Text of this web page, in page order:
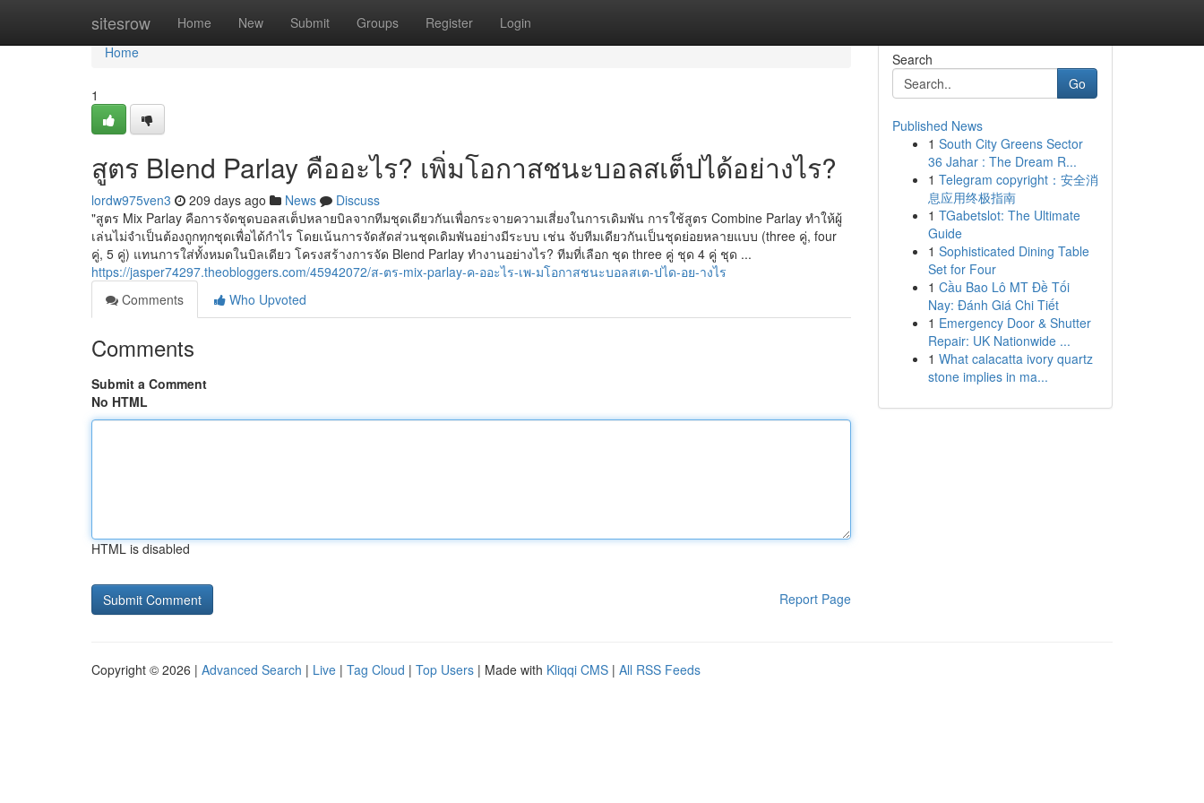
sitesrow Home New Submit Groups Register Login
Home
Home
1
สูตร Blend Parlay คืออะไร? เพิ่มโอกาสชนะบอลสเต็ปได้อย่างไร?
lordw975ven3 209 days ago News
Discuss
"สูตร Mix Parlay คือการจัดชุดบอลสเต็ปหลายบิลจากทีมชุดเดียวกันเพื่อกระจายความเสี่ยงในการเดิมพัน การใช้สูตร Combine Parlay ทำให้ผู้
เล่นไม่จำเป็นต้องถูกทุกชุดเพื่อได้กำไร โดยเน้นการจัดสัดส่วนชุดเดิมพันอย่างมีระบบ เช่น จับทีมเดียวกันเป็นชุดย่อยหลายแบบ (three คู่, four
คู่, 5 คู่) แทนการใส่ทั้งหมดในบิลเดียว โครงสร้างการจัด Blend Parlay ทำงานอย่างไร? ทีมที่เลือก ชุด three คู่ ชุด 4 คู่ ชุด ...
https://jasper74297.theobloggers.com/45942072/ส-ตร-mix-parlay-ค-ออะไร-เพ-มโอกาสชนะบอลสเต-ปได-อย-างไร
Comments
Who Upvoted
Comments
Submit a Comment
No HTML
HTML is disabled
Report Page
Search
Go
Published News
1 South City Greens Sector
36 Jahar : The Dream R...
1 Telegram copyright：安全消
息应用终极指南
1 TGabetslot: The Ultimate
Guide
1 Sophisticated Dining Table
Set for Four
1 Cầu Bao Lô MT Đề Tối
Nay: Đánh Giá Chi Tiết
1 Emergency Door & Shutter
Repair: UK Nationwide ...
1 What calacatta ivory quartz
stone implies in ma...
Copyright © 2026 | Advanced Search | Live | Tag Cloud | Top Users | Made with Kliqqi CMS | All RSS Feeds